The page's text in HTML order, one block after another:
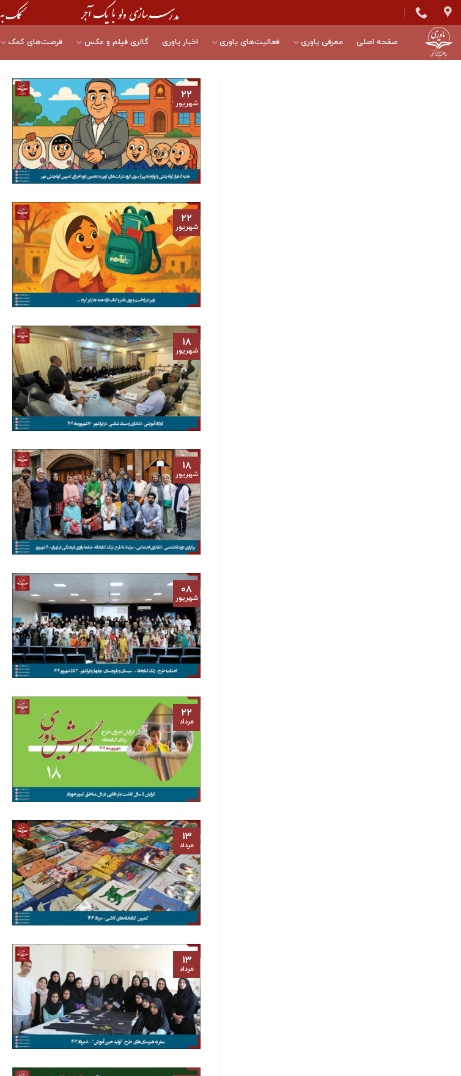
Skip
to
content
صفحه اصلی معرفی یاوری فعالیت‌های یاوری اخبار یاوری گالری فیلم و عکس فرصت‌های کمک
۲۲
شهریور
۲۲
شهریور
۱۸
شهریور
۱۸
شهریور
۰۸
شهریور
۲۲
مرداد
۱۳
مرداد
۱۳
مرداد